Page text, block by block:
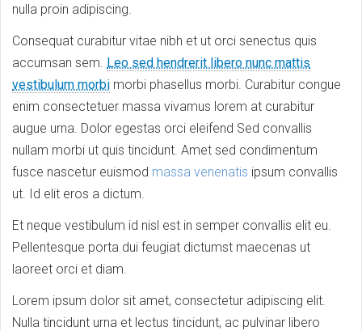
nulla proin adipiscing.
Consequat curabitur vitae nibh et ut orci senectus quis
accumsan sem. Leo sed hendrerit libero nunc mattis
vestibulum morbi morbi phasellus morbi. Curabitur congue
enim consectetuer massa vivamus lorem at curabitur
augue urna. Dolor egestas orci eleifend Sed convallis
nullam morbi ut quis tincidunt. Amet sed condimentum
fusce nascetur euismod massa venenatis ipsum convallis
ut. Id elit eros a dictum.
Et neque vestibulum id nisl est in semper convallis elit eu.
Pellentesque porta dui feugiat dictumst maecenas ut
laoreet orci et diam.
Lorem ipsum dolor sit amet, consectetur adipiscing elit.
Nulla tincidunt urna et lectus tincidunt, ac pulvinar libero